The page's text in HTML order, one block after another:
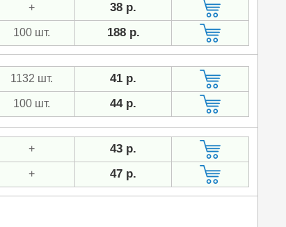
+ 38 р.
100 шт. 188 р.
1132 шт. 41 р.
100 шт. 44 р.
+ 43 р.
+ 47 р.